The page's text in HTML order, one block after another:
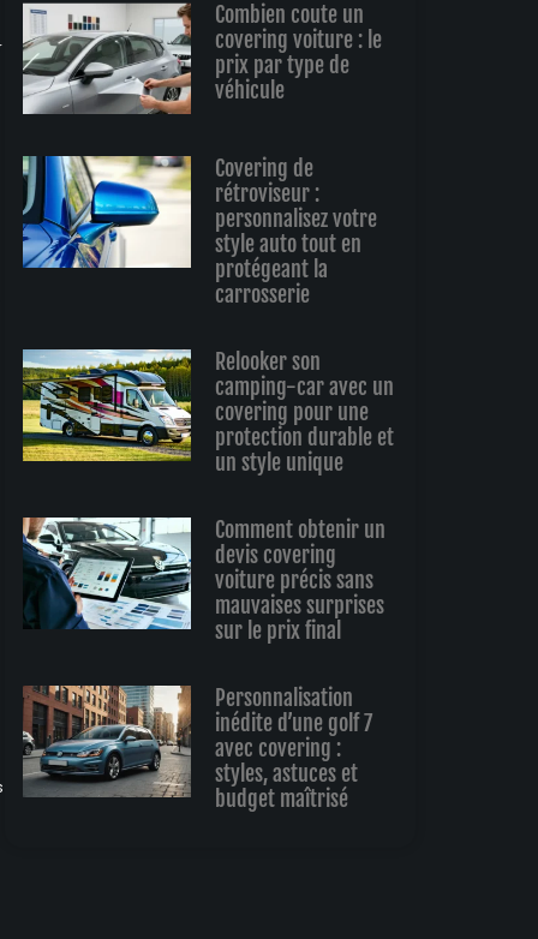
Combien coute un
covering voiture : le
prix par type de
véhicule
Covering de
rétroviseur :
personnalisez votre
style auto tout en
protégeant la
carrosserie
Relooker son
camping-car avec un
covering pour une
protection durable et
un style unique
Comment obtenir un
devis covering
voiture précis sans
mauvaises surprises
sur le prix final
Personnalisation
inédite d’une golf 7
avec covering :
styles, astuces et
budget maîtrisé